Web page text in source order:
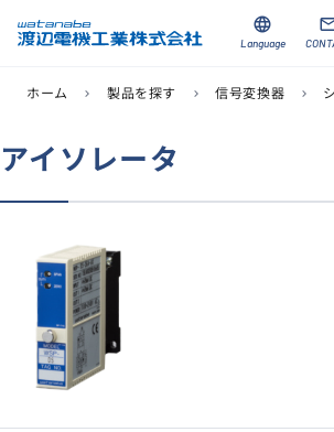
製品を探す
ソリューション
導入事例
サポート
language
Language
ホーム chevron_right 製品を探す chevron_right 信号変換器 chevron_right
アイソレータ